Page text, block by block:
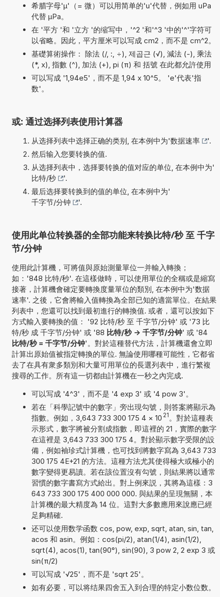
希腊字母'µ'（= 微）可以用简单的'u'代替，例如用 uPa
代替 µPa。
在 '平方 '和 '立方 '的缩写中，'^2 '和'^3 '中的'^'字符可
以省略。因此，平方厘米可以写成 cm2，而不是 cm^2。
基礎算術操作： 除法 (/, :, ÷), 제곱근 (√), 減法 (-), 乘法
(*, x), 指數 (^), 加法 (+), pi (π) 和 括號 在此都允許使用
可以写成 '1,94e5'，而不是 1,94 x 10^5。 'e'代表'指
数'。
或: 通过选择列表使用计算器
从选择列表中选择正确的类别, 在本例中为'数据速率
'.
然后输入您要转换的值.
从选择列表中，选择要转换的值对应的单位, 在本例中为'
比特/秒
'.
最后选择要转换到的值的单位, 在本例中为'
千字节/分钟
'.
使用此单位转换器的全部功能来转换比特/秒 至 千字
节/分钟
使用此計算機，可將值與原始測量單位一并輸入轉換；
如：'848 比特/秒'. 在這樣做時，可以使用單位的全稱或是縮寫
接著，計算機會確定要轉換度量單位的類別, 在本例中为'数据
速率'. 之後，它會將輸入值轉換為全部已知的適當單位。在結果
列表中，您還可以找到最初進行的轉換值. 或者，還可以按如下
方式輸入要轉換的值： '92 比特/秒 至 千字节/分钟' 或 '73 比
特/秒 成 千字节/分钟' 或 '88 比特/秒 -> 千字节/分钟' 或 '84
比特/秒 = 千字节/分钟'。對於這種替代方法，計算機還會立即
計算出原始值被指定轉換的單位. 無論使用哪種可能性，它都省
去了在具有衆多類別和大量可用單位的長選列表中，進行繁複
搜尋的工作。所有這一切都由計算機在一秒之內完成.
可以写成 '4^3'，而不是 '4 exp 3' 或 '4 pow 3'。
若在「科學記號中的數字」旁出現勾號，則答案將顯示為
指數。例如，3,643 733 300 175 4 × 10 21 。對於這種表
示形式，數字將被分割成指數，即這裡的 21，實際的數字
在這裡是 3,643 733 300 175 4。對於顯示數字受限的設
備，例如袖珍式計算機，也可找到將數字寫為 3,643 733
300 175 4E+21 的方法。這種方法尤其使得極大或極小的
數字變得更易讀。若在該位置沒有勾號，則結果將以通常
習慣的數字書寫方式給出。對上例來説，其將為這樣：3
643 733 300 175 400 000 000. 與結果的呈現無關，本
計算機的最大精度為 14 位。這對大多數應用來說應已經
足夠精確.
还可以使用数学函数 cos, pow, exp, sqrt, atan, sin, tan,
acos 和 asin。例如：cos(pi/2), atan(1/4), asin(1/2),
sqrt(4), acos(1), tan(90°), sin(90), 3 pow 2, 2 exp 3 或
sin(π/2)
可以写成 '√25'，而不是 'sqrt 25'。
如有必要，可以将结果四舍五入到合理的特定小数位数。